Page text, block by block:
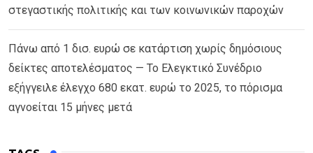
στεγαστικής πολιτικής και των κοινωνικών παροχών
Πάνω από 1 δισ. ευρώ σε κατάρτιση χωρίς δημόσιους
δείκτες αποτελέσματος — Το Ελεγκτικό Συνέδριο
εξήγγειλε έλεγχο 680 εκατ. ευρώ το 2025, το πόρισμα
αγνοείται 15 μήνες μετά